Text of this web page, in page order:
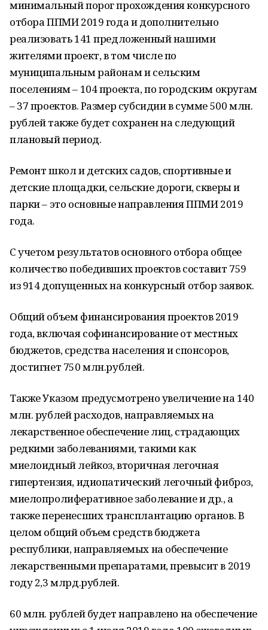
минимальный порог прохождения конкурсного
отбора ППМИ 2019 года и дополнительно
реализовать 141 предложенный нашими
жителями проект, в том числе по
муниципальным районам и сельским
поселениям – 104 проекта, по городским округам
– 37 проектов. Размер субсидии в сумме 500 млн.
рублей также будет сохранен на следующий
плановый период.
Ремонт школ и детских садов, спортивные и
детские площадки, сельские дороги, скверы и
парки – это основные направления ППМИ 2019
года.
С учетом результатов основного отбора общее
количество победивших проектов составит 759
из 914 допущенных на конкурсный отбор заявок.
Общий объем финансирования проектов 2019
года, включая софинансирование от местных
бюджетов, средства населения и спонсоров,
достигнет 750 млн.рублей.
Также Указом предусмотрено увеличение на 140
млн. рублей расходов, направляемых на
лекарственное обеспечение лиц, страдающих
редкими заболеваниями, такими как
миелоидный лейкоз, вторичная легочная
гипертензия, идиопатический легочный фиброз,
миелопролиферативное заболевание и др., а
также перенесших трансплантацию органов. В
целом общий объем средств бюджета
республики, направляемых на обеспечение
лекарственными препаратами, превысит в 2019
году 2,3 млрд.рублей.
60 млн. рублей будет направлено на обеспечение